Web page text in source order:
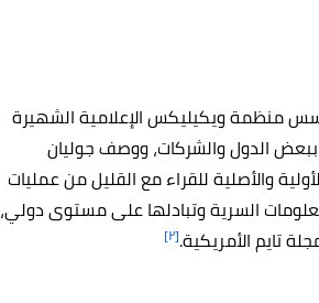
منظمة ويكيليكس الإعلامية الشهيرة
ببعض الدول والشركات، ووصف جوليان
والأصلية للقراء مع القليل من عمليات
السرية وتبادلها على مستوى دولي،
[٢]